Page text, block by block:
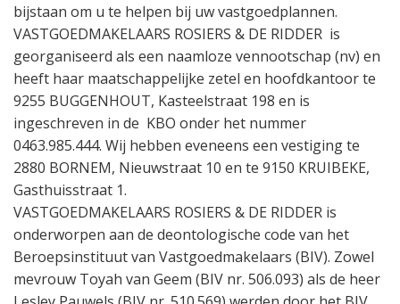
bijstaan om u te helpen bij uw vastgoedplannen.
VASTGOEDMAKELAARS ROSIERS & DE RIDDER is
georganiseerd als een naamloze vennootschap (nv) en
heeft haar maatschappelijke zetel en hoofdkantoor te
9255 BUGGENHOUT, Kasteelstraat 198 en is
ingeschreven in de KBO onder het nummer
0463.985.444. Wij hebben eveneens een vestiging te
2880 BORNEM, Nieuwstraat 10 en te 9150 KRUIBEKE,
Gasthuisstraat 1.
VASTGOEDMAKELAARS ROSIERS & DE RIDDER is
onderworpen aan de deontologische code van het
Beroepsinstituut van Vastgoedmakelaars (BIV). Zowel
mevrouw Toyah van Geem (BIV nr. 506.093) als de heer